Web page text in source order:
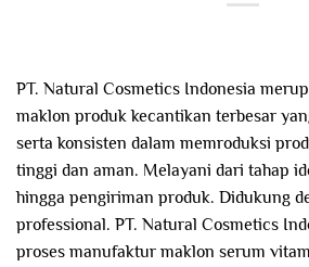
PT. Natural Cosmetics Indonesia
maklon produk kecantikan terbesar
serta konsisten dalam memroduksi
tinggi dan aman. Melayani dari tahap
hingga pengiriman produk. Didukung
professional. PT. Natural Cosmetics
proses manufaktur maklon serum